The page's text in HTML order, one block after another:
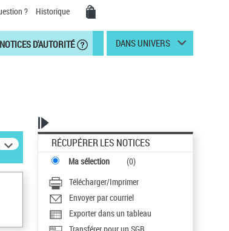
? Historique
NOTICES D'AUTORITÉ DANS UNIVERS
RÉCUPÉRER LES NOTICES
Ma sélection (0)
Télécharger/Imprimer
Envoyer par courriel
Exporter dans un tableau